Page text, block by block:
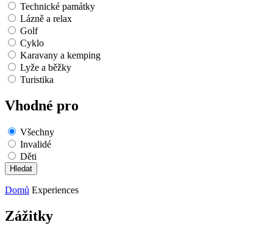
Technické památky
Lázně a relax
Golf
Cyklo
Karavany a kemping
Lyže a běžky
Turistika
Vhodné pro
Všechny
Invalidé
Děti
Domů Experiences
Zážitky